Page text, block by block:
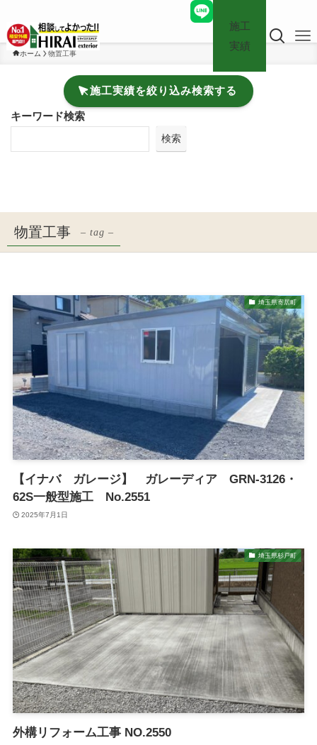
施工
実績
ホーム 物置工事
施工実績を絞り込み検索する
キーワード検索
検索
物置工事 – tag –
埼玉県寄居町
【イナバ ガレージ】 ガレーディア GRN-3126・
62S一般型施工 No.2551
2025年7月1日
埼玉県杉戸町
外構リフォーム工事 NO.2550